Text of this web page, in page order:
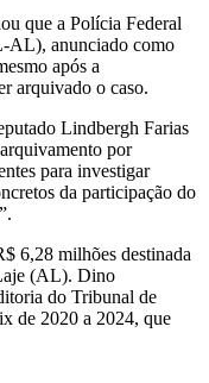
que a Polícia Federal
AL), anunciado como
após a
arquivado o caso.
Lindbergh Farias
por
para investigar
da participação do
6,28 milhões destinada
(AL). Dino
do Tribunal de
de 2020 a 2024, que